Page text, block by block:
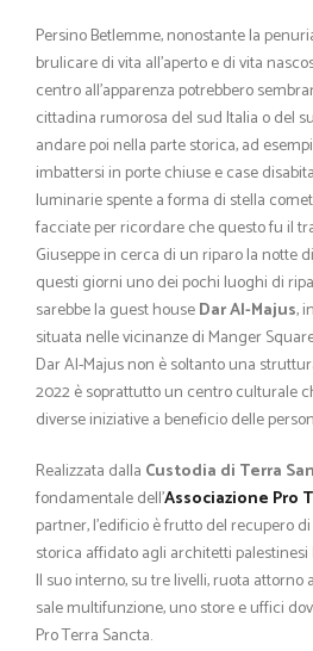
Persino Betlemme, nonostante la
brulicare di vita all’aperto e di vita
centro all’apparenza potrebbero
cittadina rumorosa del sud Italia o del
andare poi nella parte storica, ad
imbattersi in porte chiuse e case
luminarie spente a forma di stella
facciate per ricordare che questo fu il
Giuseppe in cerca di un riparo la notte
questi giorni uno dei pochi luoghi di
sarebbe la guest houseDar Al-Majus,
situata nelle vicinanze di Manger
Dar Al-Majus non è soltanto una
2022 è soprattutto un centro culturale
diverse iniziative a beneficio delle
Realizzata dalla Custodia di Terra
fondamentale dell’Associazione Pro
partner, l’edificio è frutto del recupero
storica affidato agli architetti palestinesi
Il suo interno, su tre livelli, ruota attorno
sale multifunzione, uno store e uffici
Pro Terra Sancta.